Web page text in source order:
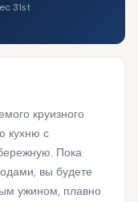
31st
круизного
кухню с
Пока
вы будете
ужином, плавно